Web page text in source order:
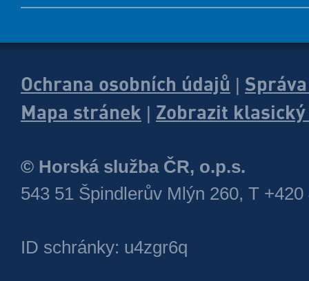
Ochrana osobních údajů
Mapa stránek
Zobrazit
© Horská služba ČR, o.p.s.
543 51 Špindlerův Mlýn 260, T +420
ID schránky: u4zgr6q